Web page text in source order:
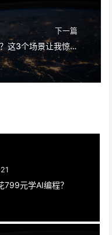
下一篇
AI编程实战：1小时完成1周工作？这3个场景让我惊了
元学AI编程？